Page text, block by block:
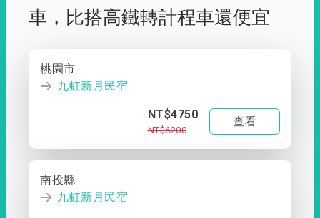
車， 比搭高鐵轉計程車還便宜
桃園市
九虹新月民宿
NT$4750
NT$6200
查看
南投縣
九虹新月民宿